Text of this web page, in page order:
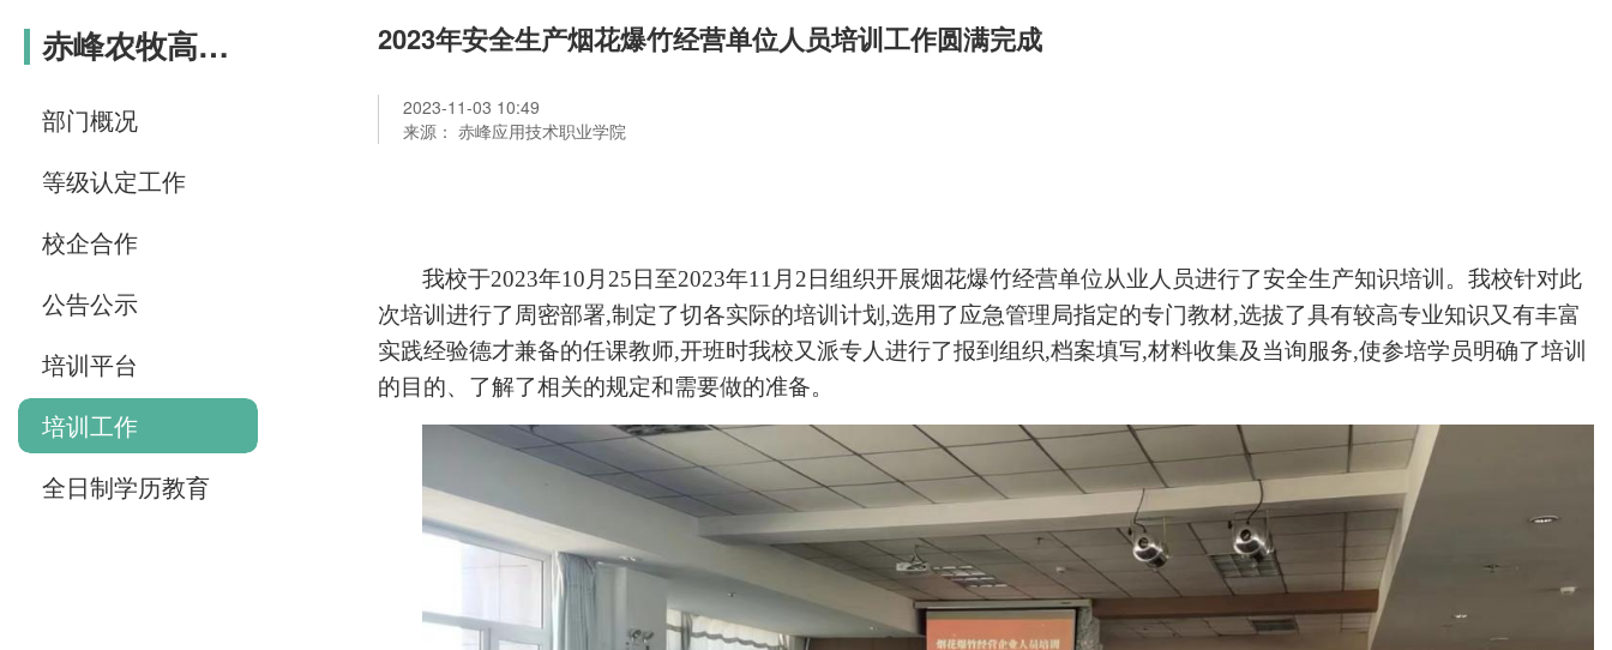
赤峰农牧高级
部门概况
等级认定工作
校企合作
公告公示
培训平台
培训工作
全日制学历教育
2023年安全生产烟花爆竹经营单位人员培训工作圆满完成
2023-11-03 10:49
来源： 赤峰应用技术职业学院
我校于2023年10 月 25 日至2023年1 1 月 2 日组织开展烟花爆竹经营单位从业人员进行了安全生产知识培训。我校针对此
次培训进行了周密部署,制定了切各实际的培训计划,选用了应急管理局指定的专门教材,选拔了具有较高专业知识又有丰富
实践经验德才兼备的任课教师,开班时我校又派专人进行了报到组织,档案填写,材料收集及当询服务,使参培学员明确了培训
的目的、了解了相关的规定和需要做的准备。